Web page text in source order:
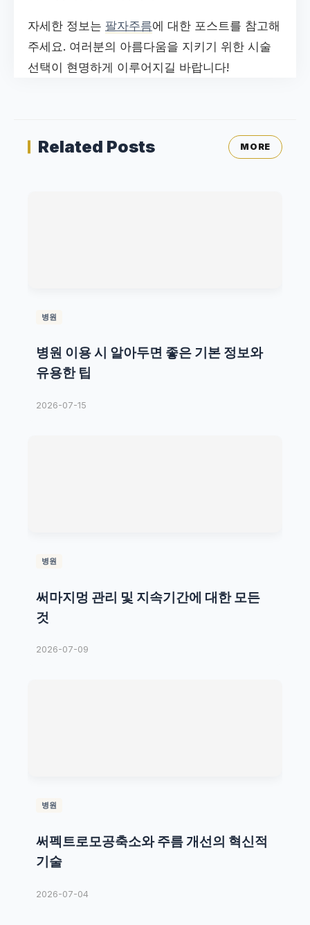
자세한 정보는 팔자주름에 대한 포스트를 참고해
주세요. 여러분의 아름다움을 지키기 위한 시술
선택이 현명하게 이루어지길 바랍니다!
Related Posts MORE
병원
병원 이용 시 알아두면 좋은 기본 정보와
유용한 팁
2026-07-15
병원
써마지멍 관리 및 지속기간에 대한 모든
것
2026-07-09
병원
써펙트로모공축소와 주름 개선의 혁신적
기술
2026-07-04